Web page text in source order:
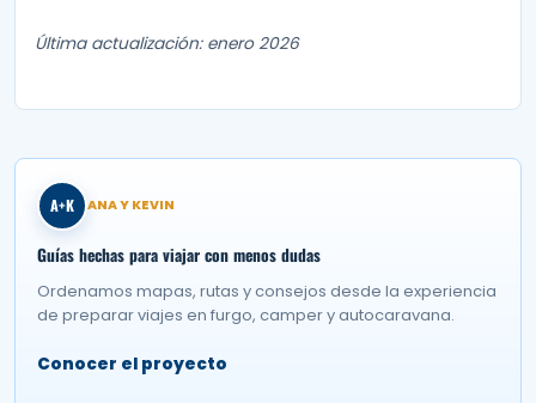
Última actualización: enero 2026
A+K ANA Y KEVIN
Guías hechas para viajar con menos dudas
Ordenamos mapas, rutas y consejos desde la experiencia
de preparar viajes en furgo, camper y autocaravana.
Conocer el proyecto